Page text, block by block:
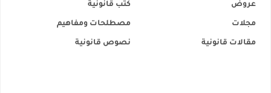
عروض كتب قانونية
مجلات مصطلحات ومفاهيم
مقالات قانونية نصوص قانونية